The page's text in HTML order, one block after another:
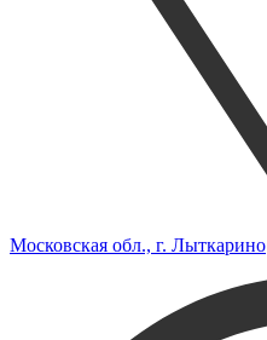
Московская обл., г. Лыткарино